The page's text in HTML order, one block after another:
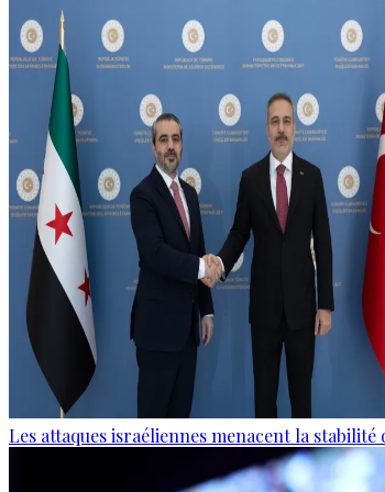
Les attaques israéliennes menacent la